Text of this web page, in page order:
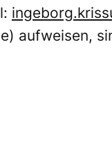
aufweisen,